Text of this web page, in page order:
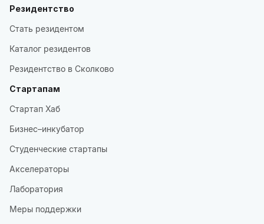
Резидентство
Стать резидентом
Каталог резидентов
Резидентство в Сколково
Стартапам
Стартап Хаб
Бизнес–инкубатор
Студенческие стартапы
Акселераторы
Лаборатория
Меры поддержки